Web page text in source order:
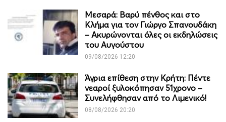
Μεσαρά: Βαρύ πένθος και στο
Κλήμα για τον Γιώργο Σπανουδάκη
– Ακυρώνονται όλες οι εκδηλώσεις
του Αυγούστου
09/08/2026 12:20
Άγρια επίθεση στην Κρήτη: Πέντε
νεαροί ξυλοκόπησαν 51χρονο –
Συνελήφθησαν από το Λιμενικό!
08/08/2026 20:20